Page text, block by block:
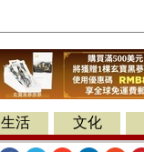
生活 文化